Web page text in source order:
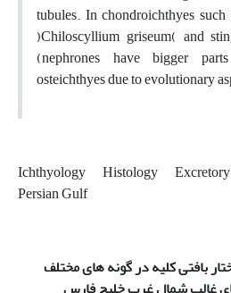
tubules. In chondroichthyes
)Chiloscyllium griseum( and
(nephrones have bigger
osteichthyes due to evolutionary
Ichthyology Histology
Persian Gulf
بافتی کلیه در گونه های مختلف